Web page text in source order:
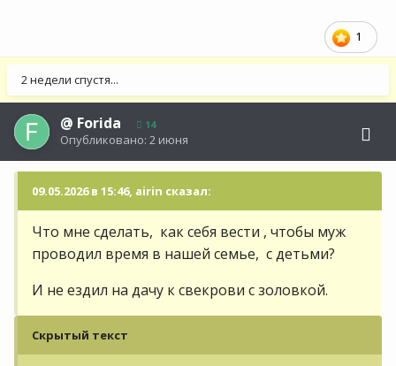
1
2 недели спустя...
@ Forida 14
Опубликовано: 2 июня
09.05.2026 в 15:46, airin сказал:
Что мне сделать, как себя вести , чтобы муж
проводил время в нашей семье, с детьми?
И не ездил на дачу к свекрови с золовкой.
Скрытый текст